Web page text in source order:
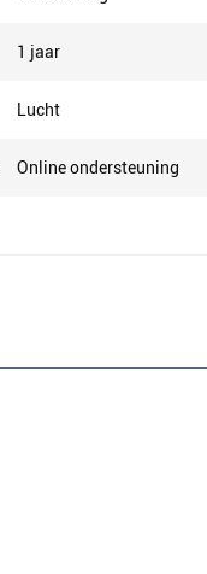
1 jaar
Lucht
Online ondersteuning